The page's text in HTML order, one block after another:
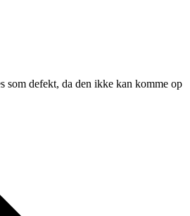
som defekt, da den ikke kan komme op